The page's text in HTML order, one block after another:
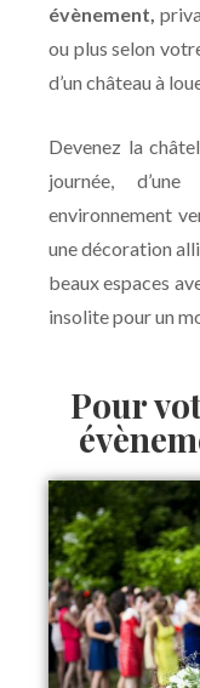
évènement,
ou plus selon
d’un château à
Devenez la
journée,
environnement
une décoration
beaux espaces
insolite pour un
Pour